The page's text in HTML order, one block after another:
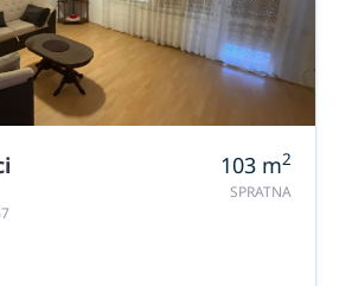
103 m2
SPRATNA